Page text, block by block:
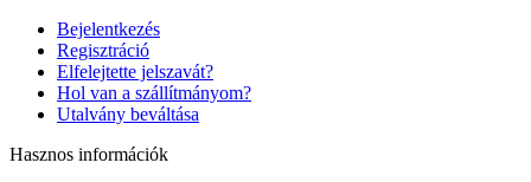
Bejelentkezés
Regisztráció
Elfelejtette jelszavát?
Hol van a szállítmányom?
Utalvány beváltása
Hasznos információk